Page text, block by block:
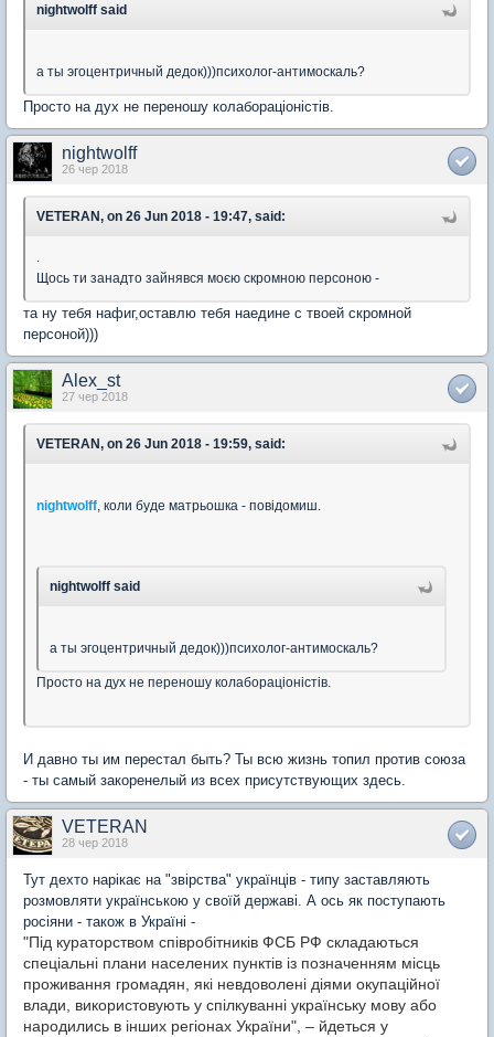
nightwolff said
а ты эгоцентричный дедок)))психолог-антимоскаль?
Просто на дух не переношу колабораціоністів.
nightwolff
26 чер 2018
VETERAN, on 26 Jun 2018 - 19:47, said:
.
Щось ти занадто зайнявся моєю скромною персоною -
та ну тебя нафиг,оставлю тебя наедине с твоей скромной
персоной)))
Alex_st
27 чер 2018
VETERAN, on 26 Jun 2018 - 19:59, said:
nightwolff, коли буде матрьошка - повідомиш.
nightwolff said
а ты эгоцентричный дедок)))психолог-антимоскаль?
Просто на дух не переношу колабораціоністів.
И давно ты им перестал быть? Ты всю жизнь топил против союза
- ты самый закоренелый из всех присутствующих здесь.
VETERAN
28 чер 2018
Тут дехто нарікає на "звірства" українців - типу заставляють
розмовляти українською у своїй державі. А ось як поступають
росіяни - також в Україні -
"Під кураторством співробітників ФСБ РФ складаються
спеціальні плани населених пунктів із позначенням місць
проживання громадян, які невдоволені діями окупаційної
влади, використовують у спілкуванні українську мову або
народились в інших регіонах України", – йдеться у